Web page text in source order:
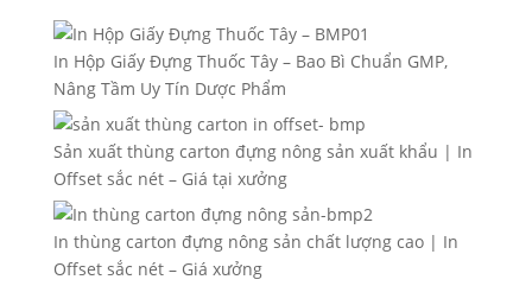
In Hộp Giấy Đựng Thuốc Tây – Bao Bì Chuẩn GMP,
Nâng Tầm Uy Tín Dược Phẩm
Sản xuất thùng carton đựng nông sản xuất khẩu | In
Offset sắc nét – Giá tại xưởng
In thùng carton đựng nông sản chất lượng cao | In
Offset sắc nét – Giá xưởng